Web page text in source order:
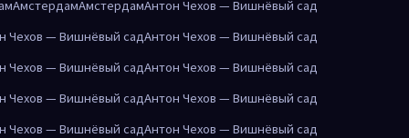
АмстердамАмстердамАнтон Чехов — Вишнёвый сад
Чехов — Вишнёвый садАнтон Чехов — Вишнёвый сад
Чехов — Вишнёвый садАнтон Чехов — Вишнёвый сад
Чехов — Вишнёвый садАнтон Чехов — Вишнёвый сад
Чехов — Вишнёвый садАнтон Чехов — Вишнёвый сад